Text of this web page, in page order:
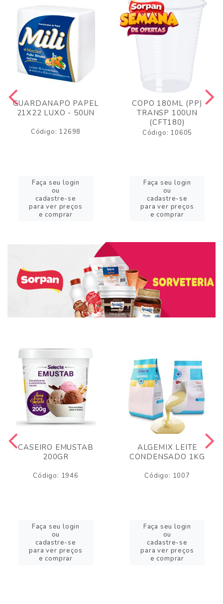
GUARDANAPO PAPEL
21X22 LUXO - 50UN
Código: 12698
Faça seu login
ou
cadastre-se
para ver preços
e comprar
COPO 180ML (PP)
TRANSP 100UN
(CFT180)
Código: 10605
Faça seu login
ou
cadastre-se
para ver preços
e comprar
CASEIRO EMUSTAB
200GR
Código: 1946
Faça seu login
ou
cadastre-se
para ver preços
e comprar
ALGEMIX LEITE
CONDENSADO 1KG
Código: 1007
Faça seu login
ou
cadastre-se
para ver preços
e comprar